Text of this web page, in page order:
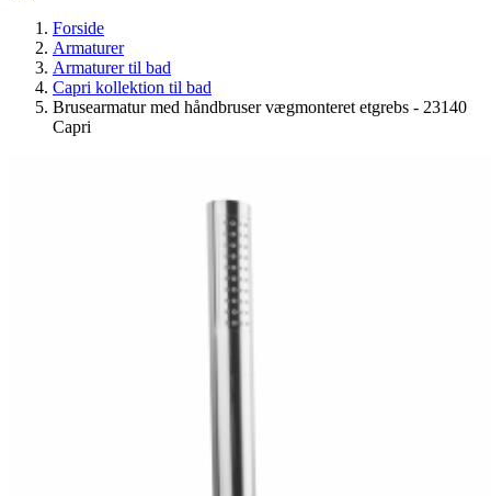
Forside
Armaturer
Armaturer til bad
Capri kollektion til bad
Brusearmatur med håndbruser vægmonteret etgrebs - 23140
Capri